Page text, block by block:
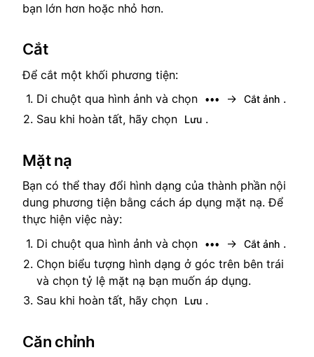
bạn lớn hơn hoặc nhỏ hơn.
Cắt
Để cắt một khối phương tiện:
Di chuột qua hình ảnh và chọn
••• → Cắt ảnh .
Sau khi hoàn tất, hãy chọn
Lưu .
Mặt nạ
Bạn có thể thay đổi hình dạng của thành phần nội
dung phương tiện bằng cách áp dụng mặt nạ. Để
thực hiện việc này:
Di chuột qua hình ảnh và chọn
••• → Cắt ảnh .
Chọn biểu tượng hình dạng ở góc trên bên trái
và chọn tỷ lệ mặt nạ bạn muốn áp dụng.
Sau khi hoàn tất, hãy chọn
Lưu .
Căn chỉnh